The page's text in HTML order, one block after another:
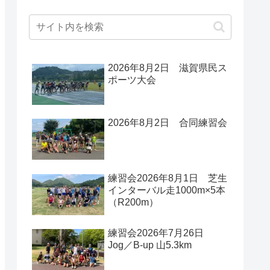
2026年8月2日 滋賀県民ス
ポーツ大会
2026年8月2日 合同練習会
練習会2026年8月1日 芝生
インターバル走1000m×5本
（R200m）
練習会2026年7月26日
Jog／B-up 山5.3km